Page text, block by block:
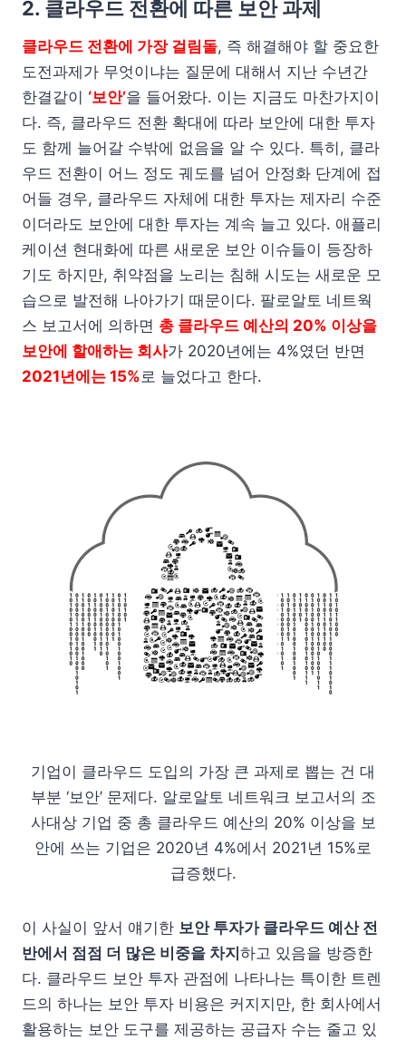
2. 클라우드 전환에 따른 보안 과제
클라우드 전환에 가장 걸림돌, 즉 해결해야 할 중요한
도전과제가 무엇이냐는 질문에 대해서 지난 수년간
한결같이 ‘보안’을 들어왔다. 이는 지금도 마찬가지이
다. 즉, 클라우드 전환 확대에 따라 보안에 대한 투자
도 함께 늘어갈 수밖에 없음을 알 수 있다. 특히, 클라
우드 전환이 어느 정도 궤도를 넘어 안정화 단계에 접
어들 경우, 클라우드 자체에 대한 투자는 제자리 수준
이더라도 보안에 대한 투자는 계속 늘고 있다. 애플리
케이션 현대화에 따른 새로운 보안 이슈들이 등장하
기도 하지만, 취약점을 노리는 침해 시도는 새로운 모
습으로 발전해 나아가기 때문이다. 팔로알토 네트웍
스 보고서에 의하면 총 클라우드 예산의 20% 이상을
보안에 할애하는 회사가 2020년에는 4%였던 반면
2021년에는 15%로 늘었다고 한다.
기업이 클라우드 도입의 가장 큰 과제로 뽑는 건 대
부분 ‘보안’ 문제다. 알로알토 네트워크 보고서의 조
사대상 기업 중 총 클라우드 예산의 20% 이상을 보
안에 쓰는 기업은 2020년 4%에서 2021년 15%로
급증했다.
이 사실이 앞서 얘기한 보안 투자가 클라우드 예산 전
반에서 점점 더 많은 비중을 차지 하고 있음을 방증한
다. 클라우드 보안 투자 관점에 나타나는 특이한 트렌
드의 하나는 보안 투자 비용은 커지지만, 한 회사에서
활용하는 보안 도구를 제공하는 공급자 수는 줄고 있